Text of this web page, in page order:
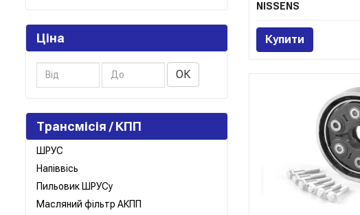
Ціна
ОК
Трансмісія / КПП
ШРУС
Напіввісь
Пильовик ШРУСу
Масляний фільтр АКПП
NISSENS
Купити